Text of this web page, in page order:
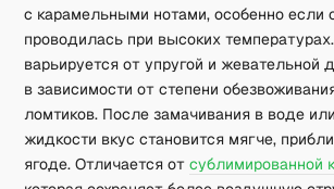
с карамельными нотами, особенно если
проводилась при высоких
варьируется от упругой и жевательной
в зависимости от степени
ломтиков. После замачивания в воде
жидкости вкус становится мягче,
ягоде. Отличается отсублимированной